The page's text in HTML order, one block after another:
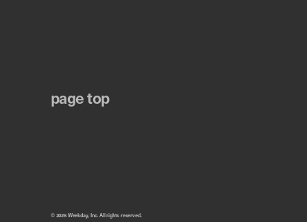
page top
© 2026 Weekday, Inc. All rights reserved.